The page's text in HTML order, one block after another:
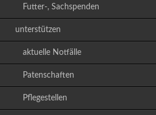
Futter-, Sachspenden
unterstützen
aktuelle Notfälle
Patenschaften
Pflegestellen